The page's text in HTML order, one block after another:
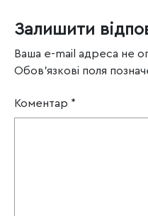
Залишити
Ваша e-mail адреса не
Обов’язкові поля
Коментар *